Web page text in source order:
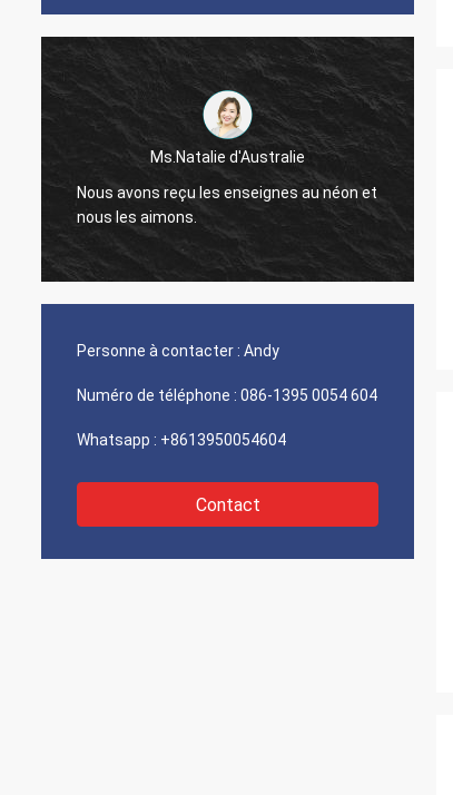
Ms.Natalie d'Australie
Nous avons reçu les enseignes au néon et
nous les aimons.
Personne à contacter : Andy
Numéro de téléphone : 086-1395 0054 604
Whatsapp : +8613950054604
Contact